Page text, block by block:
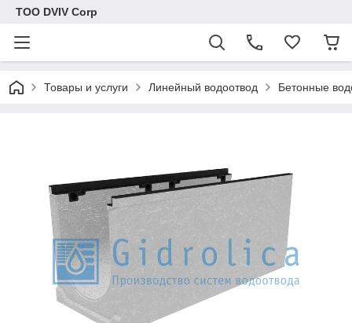
ТОО DVIV Corp
Товары и услуги Линейный водоотвод Бетонные